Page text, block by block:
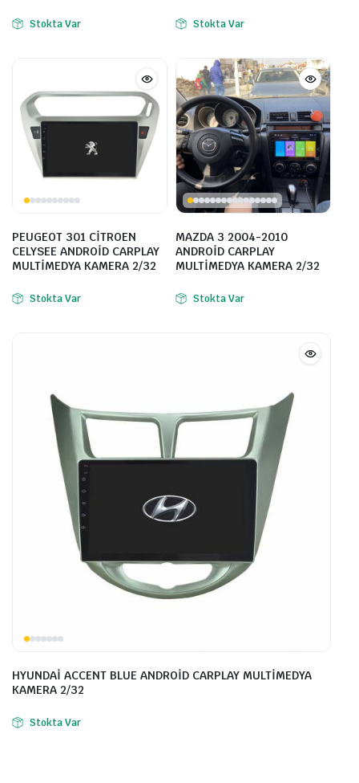
Stokta Var Stokta Var
PEUGEOT 301 CİTROEN
CELYSEE ANDROİD CARPLAY
MULTİMEDYA KAMERA 2/32
Stokta Var
MAZDA 3 2004-2010
ANDROİD CARPLAY
MULTİMEDYA KAMERA 2/32
Stokta Var
HYUNDAİ ACCENT BLUE ANDROİD CARPLAY MULTİMEDYA
KAMERA 2/32
Stokta Var